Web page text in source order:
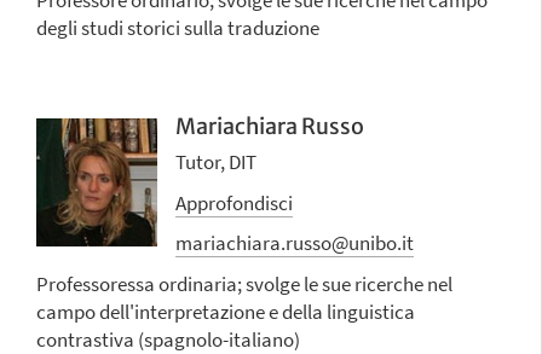
degli studi storici sulla traduzione
Mariachiara Russo
Tutor, DIT
Approfondisci
mariachiara.russo@unibo.it
Professoressa ordinaria; svolge le sue ricerche nel
campo dell'interpretazione e della linguistica
contrastiva (spagnolo-italiano)